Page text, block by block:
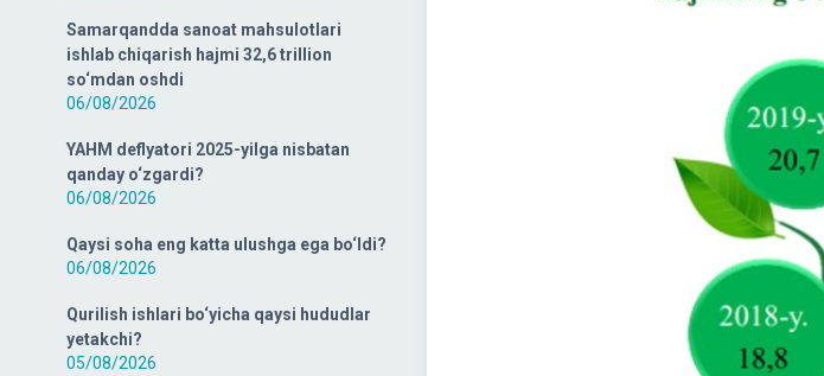
Samarqandda sanoat mahsulotlari
ishlab chiqarish hajmi 32,6 trillion
so‘mdan oshdi
06/08/2026
YAHM deflyatori 2025-yilga nisbatan
qanday o‘zgardi?
06/08/2026
Qaysi soha eng katta ulushga ega bo‘ldi?
06/08/2026
Qurilish ishlari bo‘yicha qaysi hududlar
yetakchi?
05/08/2026